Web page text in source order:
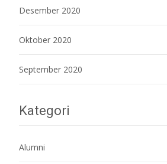
Desember 2020
Oktober 2020
September 2020
Kategori
Alumni